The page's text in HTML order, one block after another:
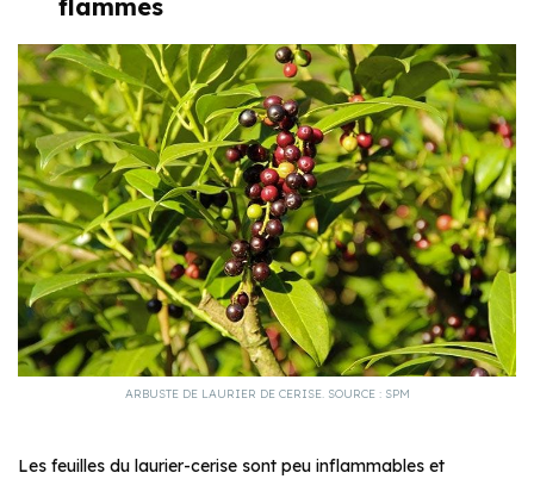
flammes
ARBUSTE DE LAURIER DE CERISE. SOURCE : SPM
Les feuilles du laurier-cerise sont peu inflammables et